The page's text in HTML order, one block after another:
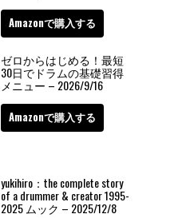
Amazonで購入する
ゼロからはじめる！最短
30日でドラムの基礎習得
メニュー – 2026/9/16
Amazonで購入する
yukihiro：the complete story
of a drummer & creator 1995-
2025 ムック – 2025/12/8